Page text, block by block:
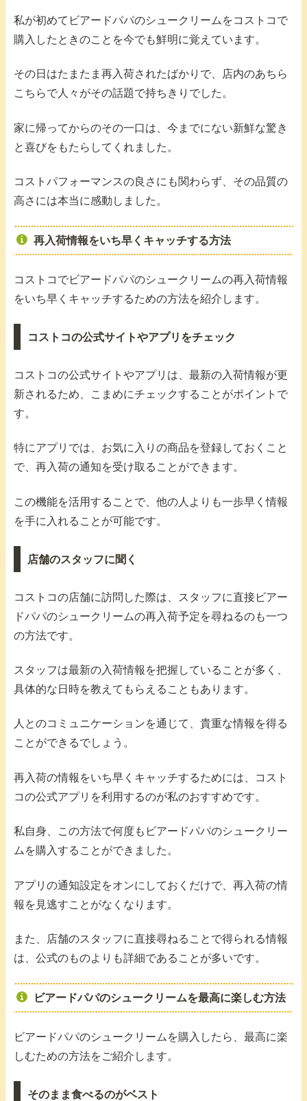
私が初めてビアードパパのシュークリームをコストコで
購入したときのことを今でも鮮明に覚えています。
その日はたまたま再入荷されたばかりで、店内のあちら
こちらで人々がその話題で持ちきりでした。
家に帰ってからのその一口は、今までにない新鮮な驚き
と喜びをもたらしてくれました。
コストパフォーマンスの良さにも関わらず、その品質の
高さには本当に感動しました。
再入荷情報をいち早くキャッチする方法
コストコでビアードパパのシュークリームの再入荷情報
をいち早くキャッチするための方法を紹介します。
コストコの公式サイトやアプリをチェック
コストコの公式サイトやアプリは、最新の入荷情報が更
新されるため、こまめにチェックすることがポイントで
す。
特にアプリでは、お気に入りの商品を登録しておくこと
で、再入荷の通知を受け取ることができます。
この機能を活用することで、他の人よりも一歩早く情報
を手に入れることが可能です。
店舗のスタッフに聞く
コストコの店舗に訪問した際は、スタッフに直接ビアー
ドパパのシュークリームの再入荷予定を尋ねるのも一つ
の方法です。
スタッフは最新の入荷情報を把握していることが多く、
具体的な日時を教えてもらえることもあります。
人とのコミュニケーションを通じて、貴重な情報を得る
ことができるでしょう。
再入荷の情報をいち早くキャッチするためには、コスト
コの公式アプリを利用するのが私のおすすめです。
私自身、この方法で何度もビアードパパのシュークリー
ムを購入することができました。
アプリの通知設定をオンにしておくだけで、再入荷の情
報を見逃すことがなくなります。
また、店舗のスタッフに直接尋ねることで得られる情報
は、公式のものよりも詳細であることが多いです。
ビアードパパのシュークリームを最高に楽しむ方法
ビアードパパのシュークリームを購入したら、最高に楽
しむための方法をご紹介します。
そのまま食べるのがベスト